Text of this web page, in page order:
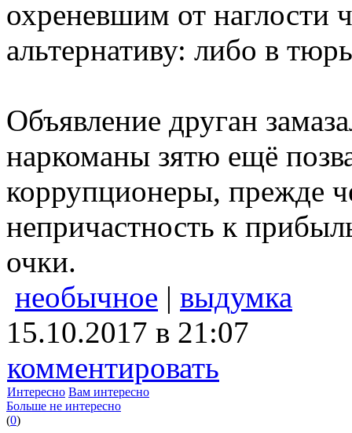
охреневшим от наглости
альтернативу: либо в
Объявление друган
наркоманы зятю ещё
коррупционеры, прежде
непричастность к
очки.
необычное | выдумка
15.10.2017 в 21:07
комментировать
Интересно Вам интересно
Больше не интересно
(0)